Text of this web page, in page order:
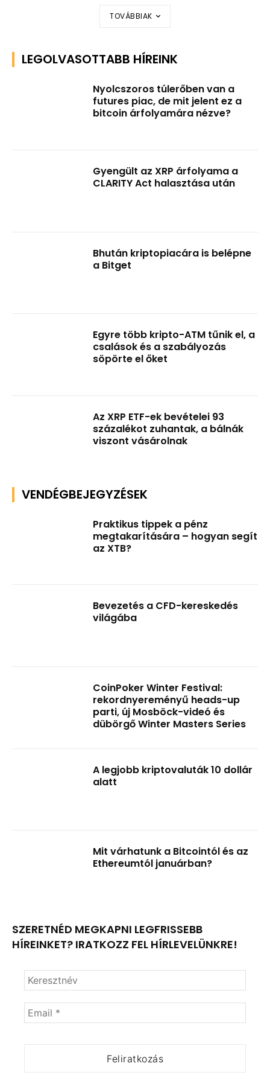
TOVÁBBIAK
LEGOLVASOTTABB HÍREINK
Nyolcszoros túlerőben van a
futures piac, de mit jelent ez a
bitcoin árfolyamára nézve?
Gyengült az XRP árfolyama a
CLARITY Act halasztása után
Bhután kriptopiacára is belépne
a Bitget
Egyre több kripto-ATM tűnik el, a
csalások és a szabályozás
söpörte el őket
Az XRP ETF-ek bevételei 93
százalékot zuhantak, a bálnák
viszont vásárolnak
VENDÉGBEJEGYZÉSEK
Praktikus tippek a pénz
megtakarítására – hogyan segít
az XTB?
Bevezetés a CFD-kereskedés
világába
CoinPoker Winter Festival:
rekordnyereményű heads-up
parti, új Mosböck-videó és
dübörgő Winter Masters Series
A legjobb kriptovaluták 10 dollár
alatt
Mit várhatunk a Bitcointól és az
Ethereumtól januárban?
SZERETNÉD MEGKAPNI LEGFRISSEBB
HÍREINKET? IRATKOZZ FEL HÍRLEVELÜNKRE!